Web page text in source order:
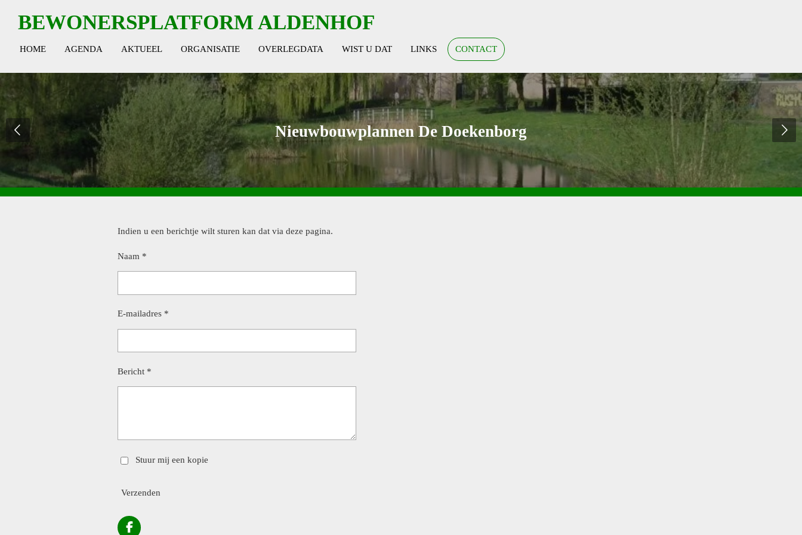
direct
naar
hoofdinhoud
BEWONERSPLATFORM ALDENHOF
HOME AGENDA AKTUEEL ORGANISATIE OVERLEGDATA WIST U DAT LINKS CONTACT
Nieuwbouwplannen De Doekenborg
Indien u een berichtje wilt sturen kan dat via deze pagina.
Naam *
E-mailadres *
Bericht *
Stuur mij een kopie
Verzenden
F